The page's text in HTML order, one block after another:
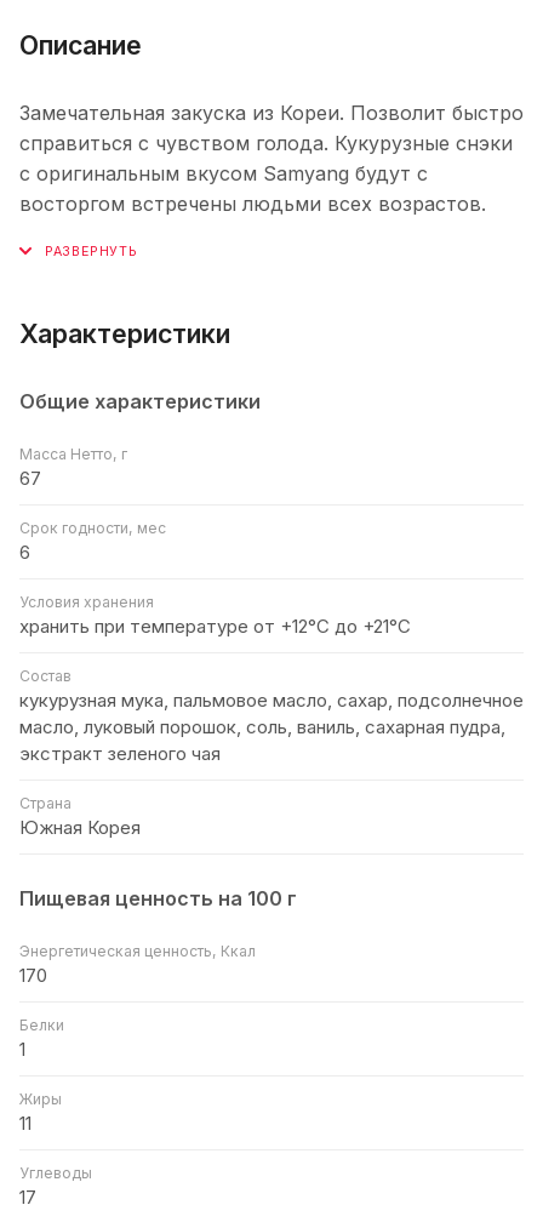
Описание
Замечательная закуска из Кореи. Позволит быстро
справиться с чувством голода. Кукурузные снэки
с оригинальным вкусом Samyang будут с
восторгом встречены людьми всех возрастов.
Характеристики
Общие характеристики
Масса Нетто, г
67
Срок годности, мес
6
Условия хранения
хранить при температуре от +12°С до +21°С
Состав
кукурузная мука, пальмовое масло, сахар, подсолнечное
масло, луковый порошок, соль, ваниль, сахарная пудра,
экстракт зеленого чая
Страна
Южная Корея
Пищевая ценность на 100 г
Энергетическая ценность, Ккал
170
Белки
1
Жиры
11
Углеводы
17